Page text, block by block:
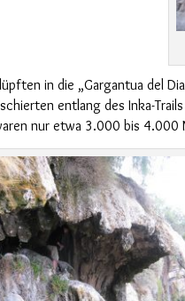
in die „Gargantua del
entlang des Inka-
nur etwa 3.000bis 4.000